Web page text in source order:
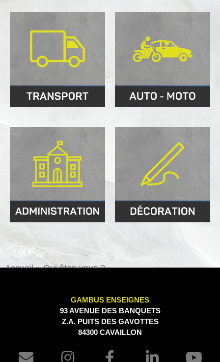
Accueil»Qui êtes-vous ?
GAMBUS ENSEIGNES
93 AVENUE DES BANQUETS
Z.A. PUITS DES GAVOTTES
84300 CAVAILLON